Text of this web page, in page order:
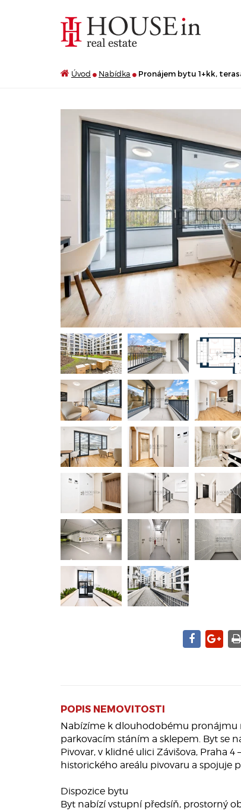
Úvod Nabídka Pronájem bytu 1+kk,
POPIS NEMOVITOSTI
Nabízíme k dlouhodobému pronájmu
parkovacím stáním a sklepem. Byt se
Pivovar, v klidné ulici Závišova, Praha
historického areálu pivovaru a
Dispozice bytu
Byt nabízí vstupní předsíň, prostorný